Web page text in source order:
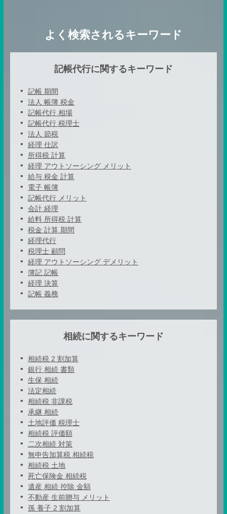
よく検索されるキーワード
記帳代行に関するキーワード
記帳 期間
法人 帳簿 税金
記帳代行 相場
記帳代行 税理士
法人 節税
経理 仕訳
所得税 計算
経理 アウトソーシング メリット
給与 税金 計算
電子 帳簿
記帳代行 メリット
会計 経理
給料 所得税 計算
税金 計算 期間
経理代行
税理士 顧問
経理 アウトソーシング デメリット
簿記 記帳
経理 決算
記帳 義務
相続に関するキーワード
相続税 2 割加算
銀行 相続 書類
生保 相続
法定相続
相続税 非課税
承継 相続
土地評価 税理士
相続税 評価額
二次相続 対策
無申告加算税 相続税
相続税 土地
死亡保険金 相続税
遺産 相続 控除 金額
不動産 生前贈与 メリット
孫 養子 2 割加算